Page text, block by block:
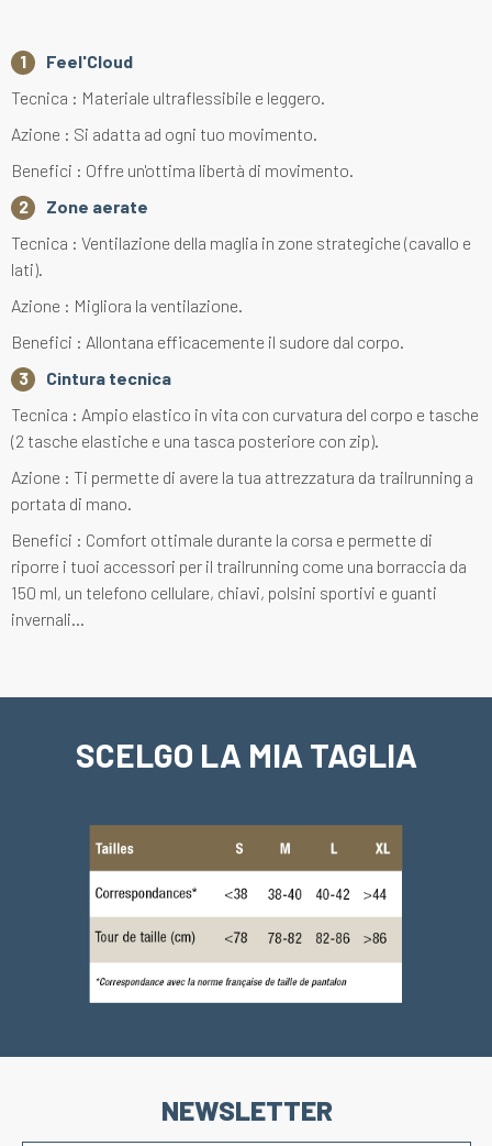
Feel'Cloud
Tecnica : Materiale ultraflessibile e leggero.
Azione : Si adatta ad ogni tuo movimento.
Benefici : Offre un'ottima libertà di movimento.
Zone aerate
Tecnica : Ventilazione della maglia in zone strategiche (cavallo e
lati).
Azione : Migliora la ventilazione.
Benefici : Allontana efficacemente il sudore dal corpo.
Cintura tecnica
Tecnica : Ampio elastico in vita con curvatura del corpo e tasche
(2 tasche elastiche e una tasca posteriore con zip).
Azione : Ti permette di avere la tua attrezzatura da trailrunning a
portata di mano.
Benefici : Comfort ottimale durante la corsa e permette di
riporre i tuoi accessori per il trailrunning come una borraccia da
150 ml, un telefono cellulare, chiavi, polsini sportivi e guanti
invernali...
SCELGO LA MIA TAGLIA
NEWSLETTER